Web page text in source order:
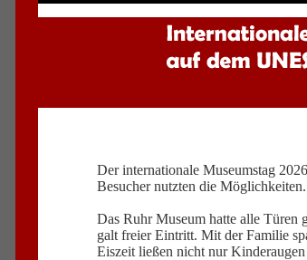
Der internationale Museumstag
Besucher nutzten die Möglichkeiten.
Das Ruhr Museum hatte alle Türen
galt freier Eintritt. Mit der Familie
Eiszeit ließen nicht nur